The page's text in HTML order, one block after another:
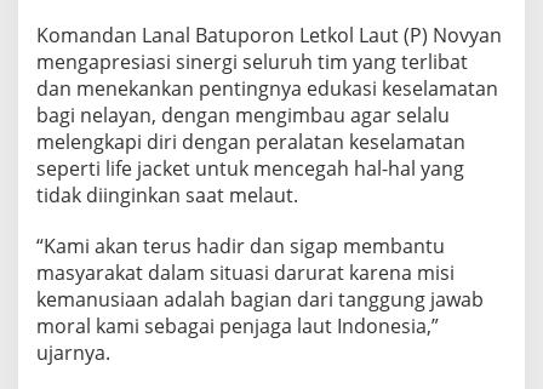
i
p
e
r
a
i
r
a
a
u
t
D
Komandan Lanal Batuporon Letkol Laut (P) Novyan
mengapresiasi sinergi seluruh tim yang terlibat
dan menekankan pentingnya edukasi keselamatan
bagi nelayan, dengan mengimbau agar selalu
melengkapi diri dengan peralatan keselamatan
seperti life jacket untuk mencegah hal-hal yang
tidak diinginkan saat melaut.
“Kami akan terus hadir dan sigap membantu
masyarakat dalam situasi darurat karena misi
kemanusiaan adalah bagian dari tanggung jawab
moral kami sebagai penjaga laut Indonesia,”
ujarnya.